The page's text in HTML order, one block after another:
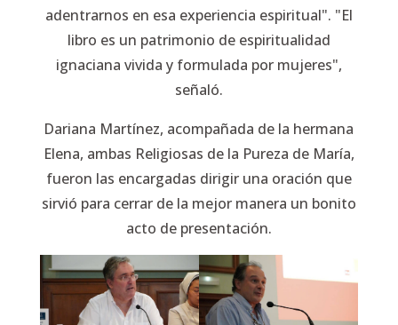
adentrarnos en esa experiencia espiritual". "El
libro es un patrimonio de espiritualidad
ignaciana vivida y formulada por mujeres",
señaló.
Dariana Martínez, acompañada de la hermana
Elena, ambas Religiosas de la Pureza de María,
fueron las encargadas dirigir una oración que
sirvió para cerrar de la mejor manera un bonito
acto de presentación.